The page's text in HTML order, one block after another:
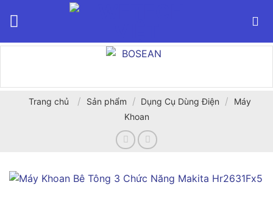
Trang chủ / Sản phẩm / Dụng Cụ Dùng Điện /
Máy
Khoan